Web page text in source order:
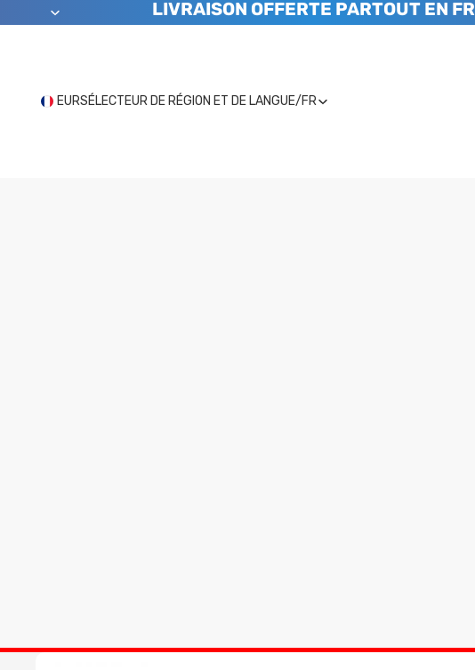
LIVRAISON OFFERTE PARTOUT EN
EURSÉLECTEUR DE RÉGION ET DE LANGUE/FR